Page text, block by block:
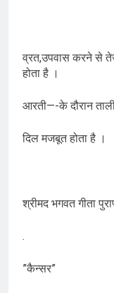
व्रत,उपवास करने से
होता है ।
आरती—-के दौरान
दिल मजबूत होता है ।
श्रीमद भगवत गीता
.
”कैन्सर”